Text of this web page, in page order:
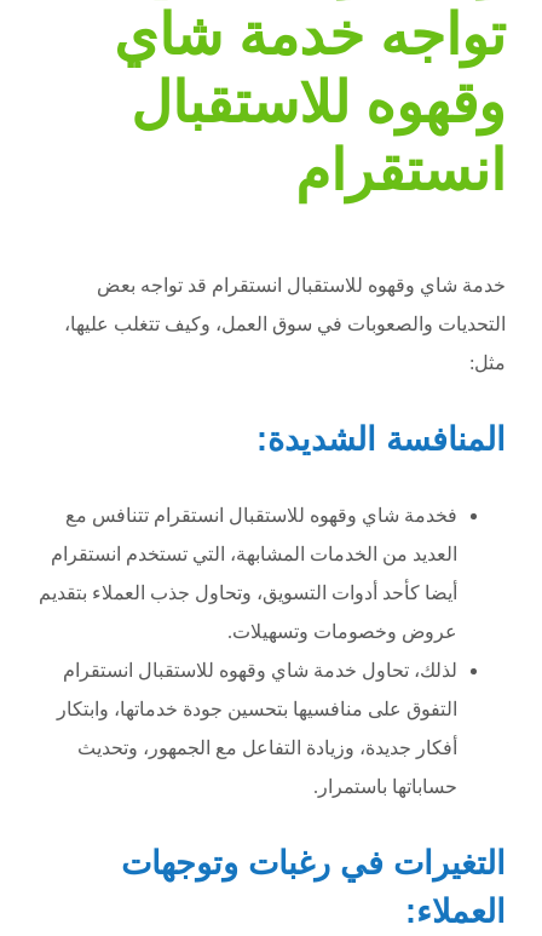
تواجه خدمة شاي
وقهوه للاستقبال
انستقرام
خدمة شاي وقهوه للاستقبال انستقرام قد تواجه بعض
التحديات والصعوبات في سوق العمل، وكيف تتغلب عليها،
مثل:
المنافسة الشديدة:
فخدمة شاي وقهوه للاستقبال انستقرام تتنافس مع
العديد من الخدمات المشابهة، التي تستخدم انستقرام
أيضا كأحد أدوات التسويق، وتحاول جذب العملاء بتقديم
عروض وخصومات وتسهيلات.
لذلك، تحاول خدمة شاي وقهوه للاستقبال انستقرام
التفوق على منافسيها بتحسين جودة خدماتها، وابتكار
أفكار جديدة، وزيادة التفاعل مع الجمهور، وتحديث
حساباتها باستمرار.
التغيرات في رغبات وتوجهات
العملاء: